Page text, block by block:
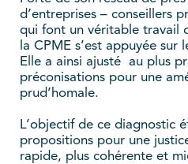
d’entreprises – conseillers
qui font un véritable travail
la CPME s’est appuyée sur
Elle a ainsi ajusté au plus
préconisations pour une
prud’homale.
L’objectif de ce diagnostic
propositions pour une
rapide, plus cohérente et